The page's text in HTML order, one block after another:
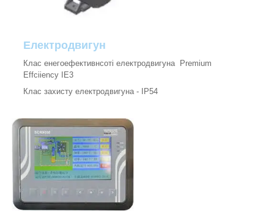
Електродвигун
Клас енегоефективнсоті електродвигуна Premium
Effciiency IE3
Клас захисту електродвигуна - IP54